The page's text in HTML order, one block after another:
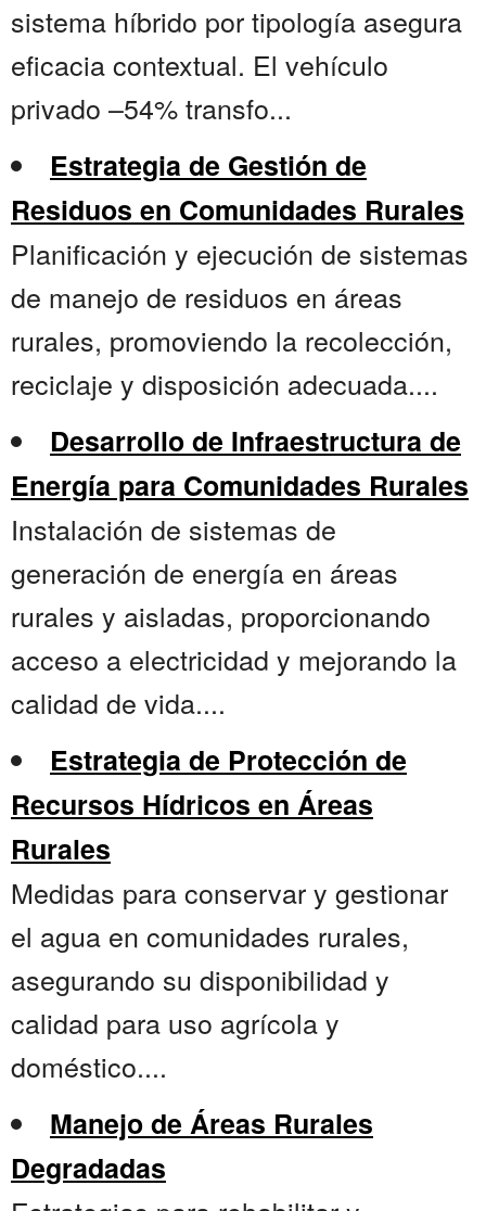
sistema híbrido por tipología asegura
eficacia contextual. El vehículo
privado –54% transfo...
Estrategia de Gestión de
Residuos en Comunidades Rurales
Planificación y ejecución de sistemas
de manejo de residuos en áreas
rurales, promoviendo la recolección,
reciclaje y disposición adecuada....
Desarrollo de Infraestructura de
Energía para Comunidades Rurales
Instalación de sistemas de
generación de energía en áreas
rurales y aisladas, proporcionando
acceso a electricidad y mejorando la
calidad de vida....
Estrategia de Protección de
Recursos Hídricos en Áreas
Rurales
Medidas para conservar y gestionar
el agua en comunidades rurales,
asegurando su disponibilidad y
calidad para uso agrícola y
doméstico....
Manejo de Áreas Rurales
Degradadas